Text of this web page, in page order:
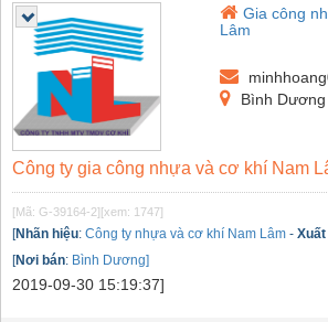
Gia công
Lâm
Bình Dương
Công ty gia công nhựa và cơ khí Nam
[Mã: G-39164-2] [xem: 1747]
[Nhãn hiệu: Công ty nhựa và cơ khí Nam Lâm -
[Nơi bán: Bình Dương]
2019-09-30 15:19:37]